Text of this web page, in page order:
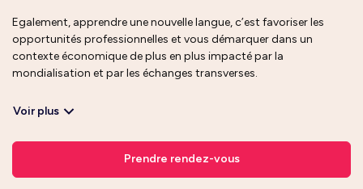
Egalement, apprendre une nouvelle langue, c’est favoriser les
opportunités professionnelles et vous démarquer dans un
contexte économique de plus en plus impacté par la
mondialisation et par les échanges transverses.
Voir plus
Prendre rendez-vous